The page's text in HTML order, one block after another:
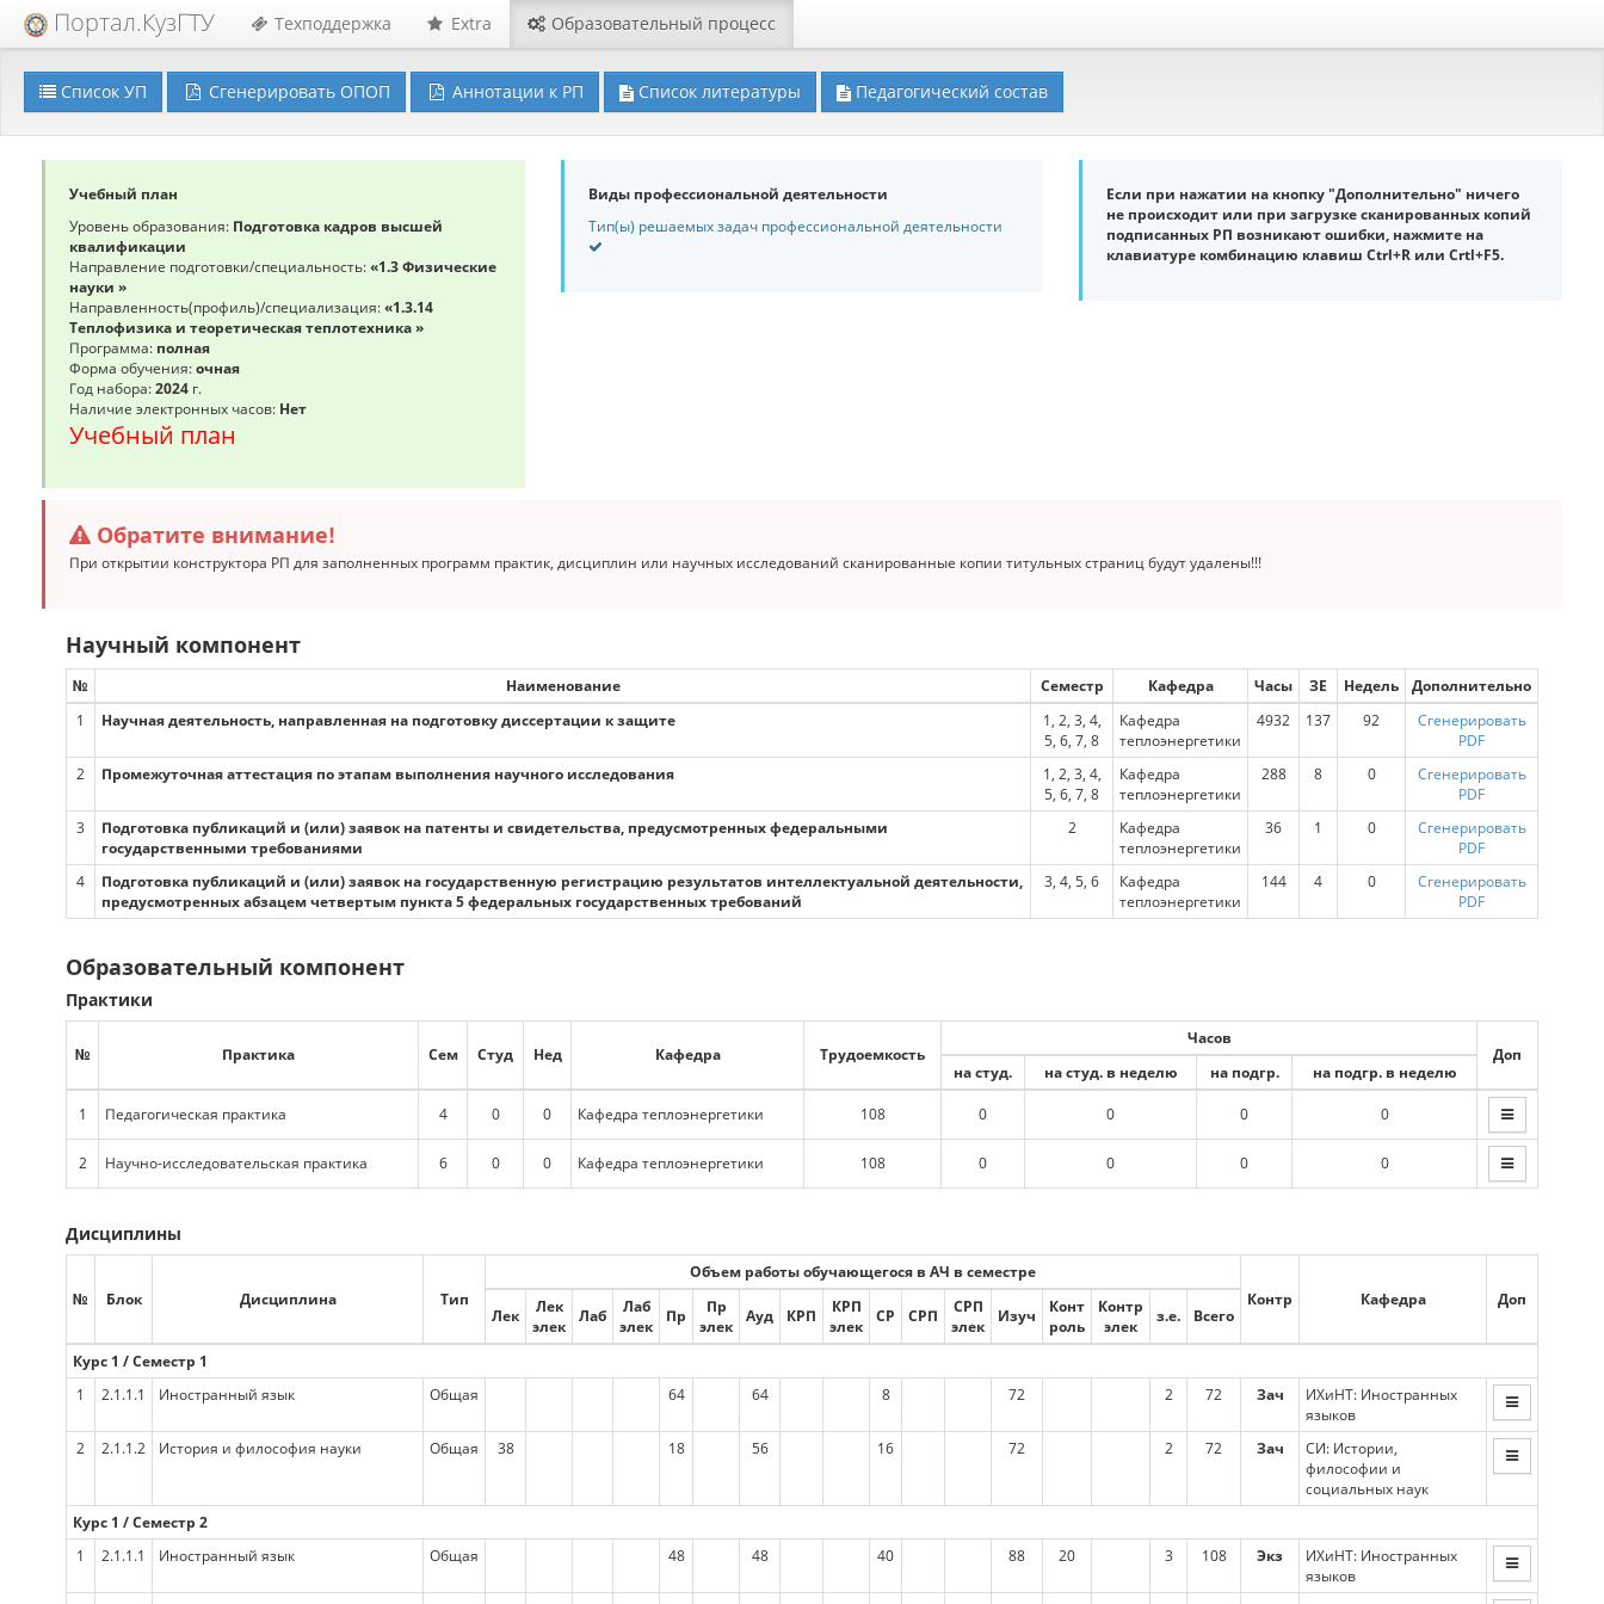
Портал.КузГТУ Техподдержка Extra Образовательный процесс
Список УП Сгенерировать ОПОП Аннотации к РП Список литературы Педагогический состав
Учебный план
Уровень образования: Подготовка кадров высшей
квалификации
Направление подготовки/специальность:«1.3 Физические
науки »
Направленность(профиль)/специализация:«1.3.14
Теплофизика и теоретическая теплотехника »
Программа: полная
Форма обучения:очная
Год набора:2024 г.
Наличие электронных часов: Нет
Учебный план
Виды профессиональной деятельности
Тип(ы) решаемых задач профессиональной деятельности
Если при нажатии на кнопку "Дополнительно" ничего
не происходит или при загрузке сканированных копий
подписанных РП возникают ошибки, нажмите на
клавиатуре комбинацию клавиш Ctrl+R или Crtl+F5.
Обратите внимание!
При открытии конструктора РП для заполненных программ практик, дисциплин или научных исследований сканированные копии титульных страниц будут удалены!!!
Научный компонент
№ Наименование Семестр Кафедра Часы ЗЕ Недель
Дополнительно
1
Научная деятельность, направленная на подготовку диссертации к защите
1, 2, 3, 4,
5, 6, 7, 8
Кафедра
теплоэнергетики
4932 137 92
Сгенерировать
PDF
2
Промежуточная аттестация по этапам выполнения научного исследования
1, 2, 3, 4,
5, 6, 7, 8
Кафедра
теплоэнергетики
288 8 0
Сгенерировать
PDF
3
Подготовка публикаций и (или) заявок на патенты и свидетельства, предусмотренных федеральными
государственными требованиями
2
Кафедра
теплоэнергетики
36 1 0
Сгенерировать
PDF
4
Подготовка публикаций и (или) заявок на государственную регистрацию результатов интеллектуальной деятельности,
предусмотренных абзацем четвертым пункта 5 федеральных государственных требований
3, 4, 5, 6
Кафедра
теплоэнергетики
144 4 0
Сгенерировать
PDF
Образовательный компонент
Практики
№ Практика Сем Студ Нед Кафедра Трудоемкость
Часов
Доп
на студ.
на студ. в неделю на подгр. на подгр. в неделю
1 Педагогическая практика 4 0 0 Кафедра теплоэнергетики 108 0 0 0 0
2 Научно-исследовательская практика 6 0 0 Кафедра теплоэнергетики 108 0 0 0 0
Дисциплины
№ Блок Дисциплина Тип
Объем работы обучающегося в АЧ в семестре
Контр
Кафедра
Доп
Лек
Лек
элек
Лаб
Лаб
элек
Пр
Пр
элек
Ауд КРП
КРП
элек
СР СРП
СРП
элек
Изуч
Конт
роль
Контр
элек
з.е. Всего
Курс 1 / Семестр 1
1
2.1.1.1 Иностранный язык Общая 64 64 8 72 2 72 Зач
ИХиНТ: Иностранных
языков
2
2.1.1.2 История и философия науки Общая 38 18 56 16 72 2 72 Зач
СИ: Истории,
философии и
социальных наук
Курс 1 / Семестр 2
1
2.1.1.1 Иностранный язык Общая 48 48 40 88 20 3 108 Экз
ИХиНТ: Иностранных
языков